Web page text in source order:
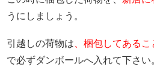
うにしましょう。
引越しの荷物は 、梱包してある
で必ずダンボールへ入れて下さい